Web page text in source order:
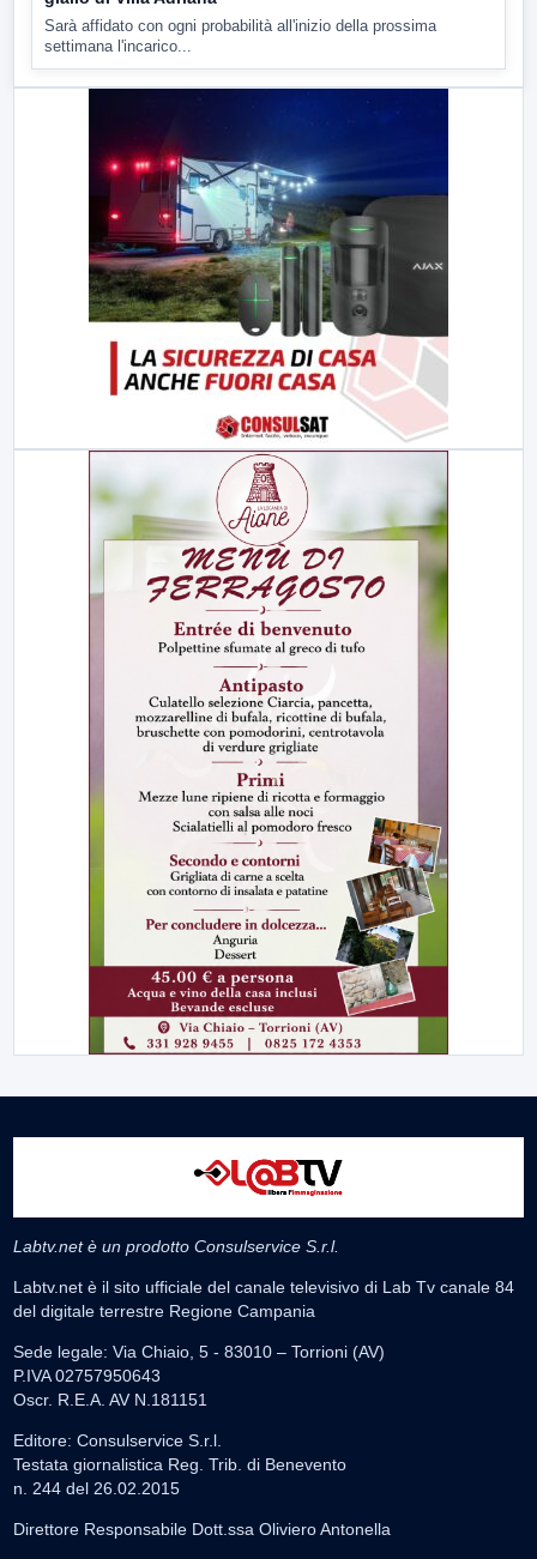
Sarà affidato con ogni probabilità all'inizio della prossima
settimana l'incarico...
Labtv.net è un prodotto Consulservice S.r.l.
Labtv.net è il sito ufficiale del canale televisivo di Lab Tv canale 84
del digitale terrestre Regione Campania
Sede legale: Via Chiaio, 5 - 83010 – Torrioni (AV)
P.IVA 02757950643
Oscr. R.E.A. AV N.181151
Editore: Consulservice S.r.l.
Testata giornalistica Reg. Trib. di Benevento
n. 244 del 26.02.2015
Direttore Responsabile Dott.ssa Oliviero Antonella